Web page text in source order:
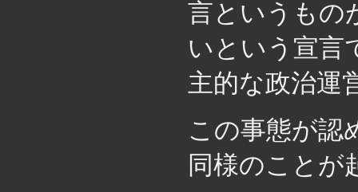
言というもの
いという宣言
主的な政治運
この事態が認
同様のことが